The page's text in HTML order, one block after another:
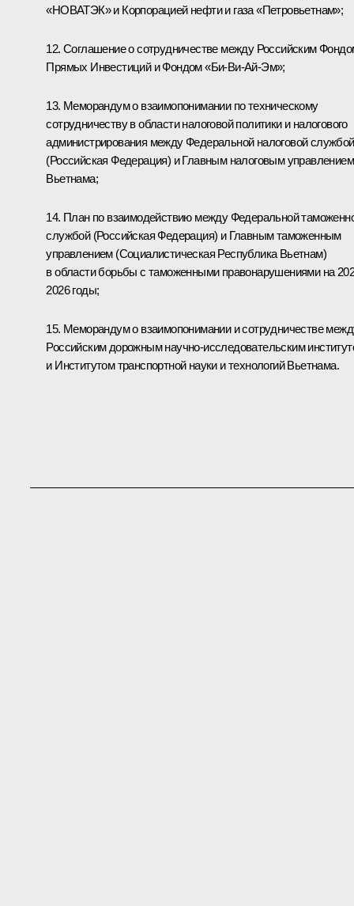
«НОВАТЭК» и Корпорацией нефти и газа «Петровьетнам»;
12. Соглашение о сотрудничестве между Российским
Прямых Инвестиций и Фондом «Би-Ви-Ай-Эм»;
13. Меморандум о взаимопонимании по техническому
сотрудничеству в области налоговой политики и налогового
администрирования между Федеральной налоговой службой
(Российская Федерация) и Главным налоговым управлением
Вьетнама;
14. План по взаимодействию между Федеральной
службой (Российская Федерация) и Главным таможенным
управлением (Социалистическая Республика Вьетнам)
в области борьбы с таможенными правонарушениями на
2026 годы;
15. Меморандум о взаимопонимании и сотрудничестве
Российским дорожным научно-исследовательским
и Институтом транспортной науки и технологий Вьетнама.